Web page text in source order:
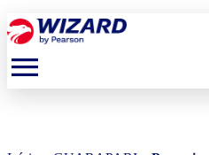
menu